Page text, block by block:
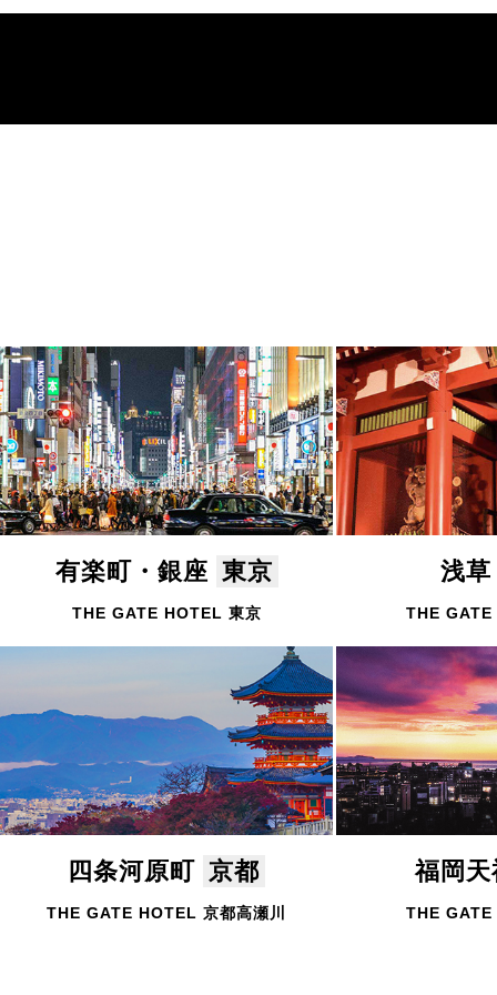
有楽町・銀座 東京
THE GATE HOTEL 東京
浅
THE
四条河原町 京都
THE GATE HOTEL 京都高瀬川
福岡
THE